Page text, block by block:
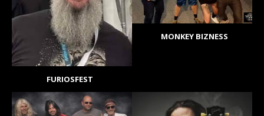
FURIOSFEST
MONKEY BIZNESS